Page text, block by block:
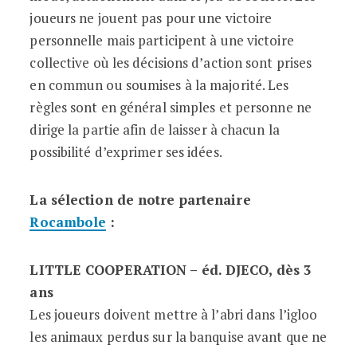
joueurs ne jouent pas pour une victoire
personnelle mais participent à une victoire
collective où les décisions d’action sont prises
en commun ou soumises à la majorité. Les
règles sont en général simples et personne ne
dirige la partie afin de laisser à chacun la
possibilité d’exprimer ses idées.
La sélection de notre partenaire
Rocambole :
LITTLE COOPERATION – éd. DJECO, dès 3
ans
Les joueurs doivent mettre à l’abri dans l’igloo
les animaux perdus sur la banquise avant que ne